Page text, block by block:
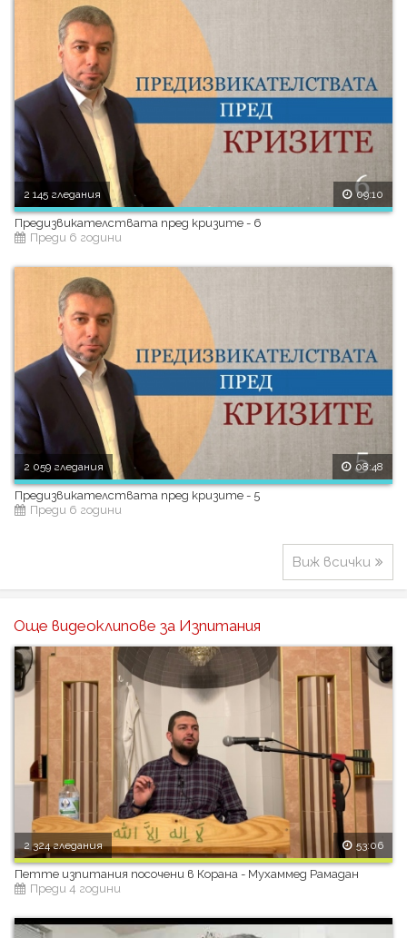
2 145 гледания 09:10
Предизвикателствата пред кризите - 6
Преди 6 години
2 059 гледания 08:48
Предизвикателствата пред кризите - 5
Преди 6 години
Виж всички
Още видеоклипове за Изпитания
2 324 гледания 53:06
Петте изпитания посочени в Корана - Мухаммед Рамадан
Преди 4 години